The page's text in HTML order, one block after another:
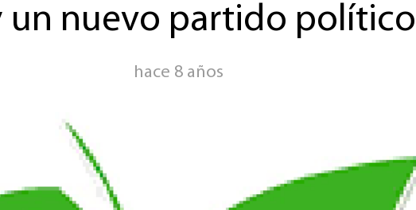
un nuevo partido político
hace 8 años